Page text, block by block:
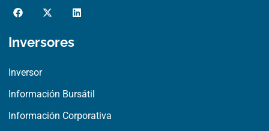
F
a
b
k
X
-
i
L
i
Inversores
Inversor
Información Bursátil
Información Corporativa